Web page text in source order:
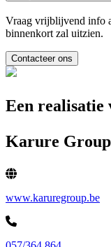
Vraag vrijblijvend info
binnenkort zal uitzien.
Contacteer ons
Een realisatie
Karure Group
www.karuregroup.be